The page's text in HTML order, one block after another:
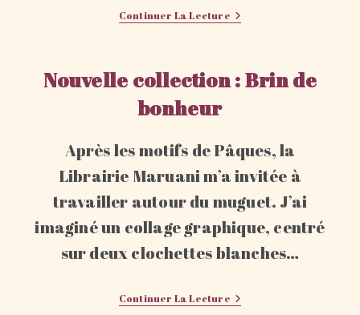
Continuer La LectureEt
Si
La
Fête
Offriez
Une
Fleur
Qui
Dure
?
Nouvelle collection : Brin de
bonheur
Après les motifs de Pâques, la
Librairie Maruani m’a invitée à
travailler autour du muguet. J’ai
imaginé un collage graphique, centré
sur deux clochettes blanches…
Continuer La LectureNouvelle
Collection